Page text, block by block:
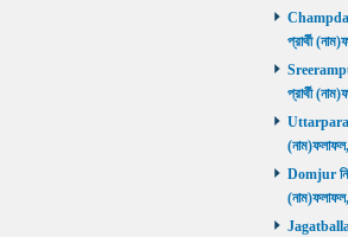
প্রার্থী
প্রার্থী
Uttarpara
Domjur